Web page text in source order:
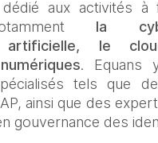
aux activités à
la
artificielle, le
. Equans
tels que
ainsi que des
gouvernance des